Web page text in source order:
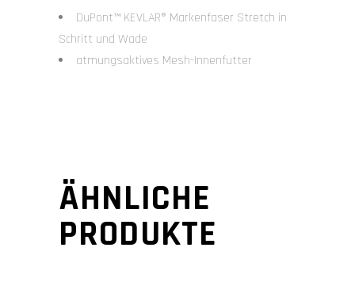
DuPont™ KEVLAR® Markenfaser Stretch in
Schritt und Wade
atmungsaktives Mesh-Innenfutter
ÄHNLICHE
PRODUKTE